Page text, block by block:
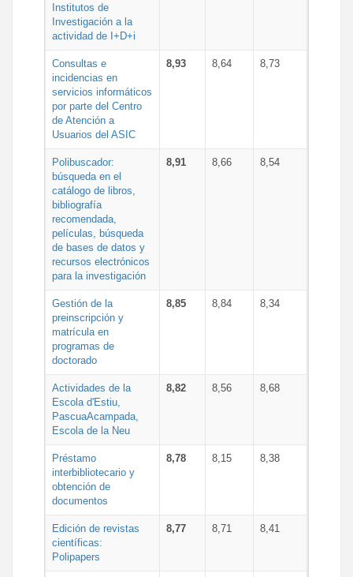
Institutos de
Investigación a la
actividad de I+D+i
Consultas e
incidencias en
servicios informáticos
por parte del Centro
de Atención a
Usuarios del ASIC
8,93 8,64 8,73
Polibuscador:
búsqueda en el
catálogo de libros,
bibliografía
recomendada,
películas, búsqueda
de bases de datos y
recursos electrónicos
para la investigación
8,91 8,66 8,54
Gestión de la
preinscripción y
matrícula en
programas de
doctorado
8,85 8,84 8,34
Actividades de la
Escola d'Estiu,
PascuaAcampada,
Escola de la Neu
8,82 8,56 8,68
Préstamo
interbibliotecario y
obtención de
documentos
8,78 8,15 8,38
Edición de revistas
científicas:
Polipapers
8,77 8,71 8,41